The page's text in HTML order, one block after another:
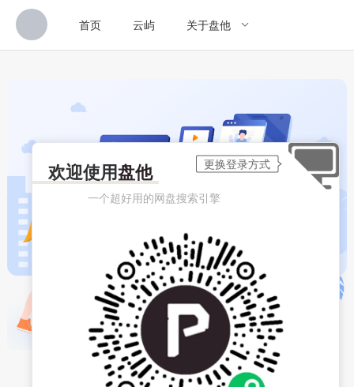
首页 云屿 关于盘他
欢迎使用盘他
一个超好用的网盘搜索引擎